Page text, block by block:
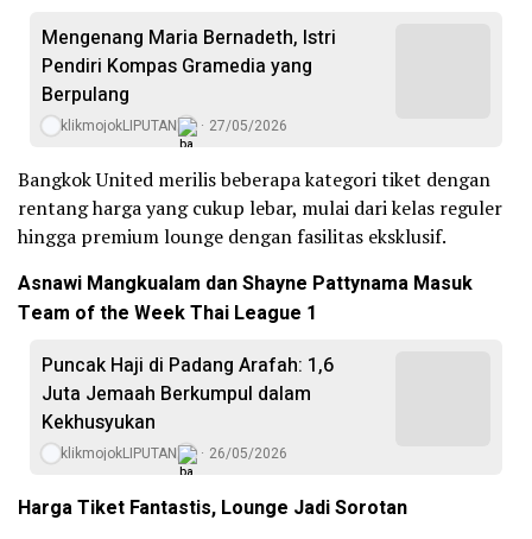
Mengenang Maria Bernadeth, Istri
Pendiri Kompas Gramedia yang
Berpulang
klikmojokLIPUTAN 27/05/2026
Bangkok United merilis beberapa kategori tiket dengan
rentang harga yang cukup lebar, mulai dari kelas reguler
hingga premium lounge dengan fasilitas eksklusif.
Asnawi Mangkualam dan Shayne Pattynama Masuk
Team of the Week Thai League 1
Puncak Haji di Padang Arafah: 1,6
Juta Jemaah Berkumpul dalam
Kekhusyukan
klikmojokLIPUTAN 26/05/2026
Harga Tiket Fantastis, Lounge Jadi Sorotan